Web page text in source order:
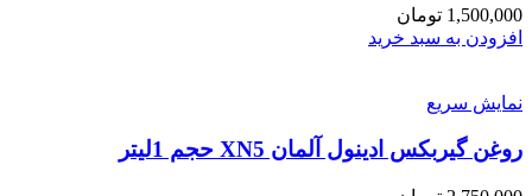
1,500,000 تومان
افزودن به سبد خرید
نمایش سریع
روغن گیربکس ادینول آلمان XN5 حجم 1لیتر